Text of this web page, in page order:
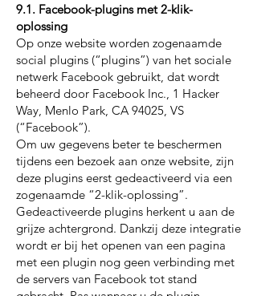
9.1. Facebook-plugins met 2-klik-
oplossing
Op onze website worden zogenaamde
social plugins (“plugins”) van het sociale
netwerk Facebook gebruikt, dat wordt
beheerd door Facebook Inc., 1 Hacker
Way, Menlo Park, CA 94025, VS
(“Facebook”).
Om uw gegevens beter te beschermen
tijdens een bezoek aan onze website, zijn
deze plugins eerst gedeactiveerd via een
zogenaamde “2-klik-oplossing”.
Gedeactiveerde plugins herkent u aan de
grijze achtergrond. Dankzij deze integratie
wordt er bij het openen van een pagina
met een plugin nog geen verbinding met
de servers van Facebook tot stand